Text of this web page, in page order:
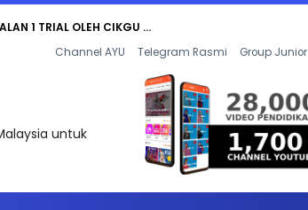
1 TRIAL OLEH CIKGU ...
Channel AYU Telegram Rasmi Group Junior
untuk